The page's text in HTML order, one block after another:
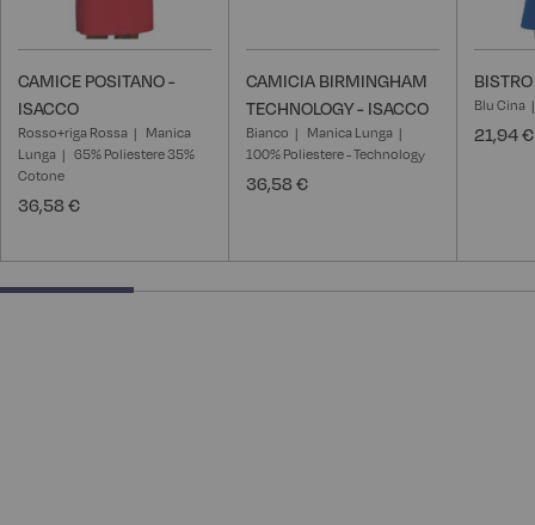
CAMICE POSITANO -
ISACCO
Rosso+riga Rossa
Manica
Lunga
65% Poliestere 35%
Cotone
36,58 €
CAMICIA BIRMINGHAM
TECHNOLOGY - ISACCO
Bianco
Manica Lunga
100% Poliestere - Technology
36,58 €
Blu Cina
21,94 €
25% completed